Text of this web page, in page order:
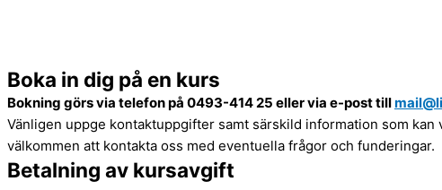
Boka in dig på en kurs
Bokning görs via telefon på 0493-414 25 eller via e-post till
Vänligen uppge kontaktuppgifter samt särskild information som
välkommen att kontakta oss med eventuella frågor och funderingar.
Betalning av kursavgift​​